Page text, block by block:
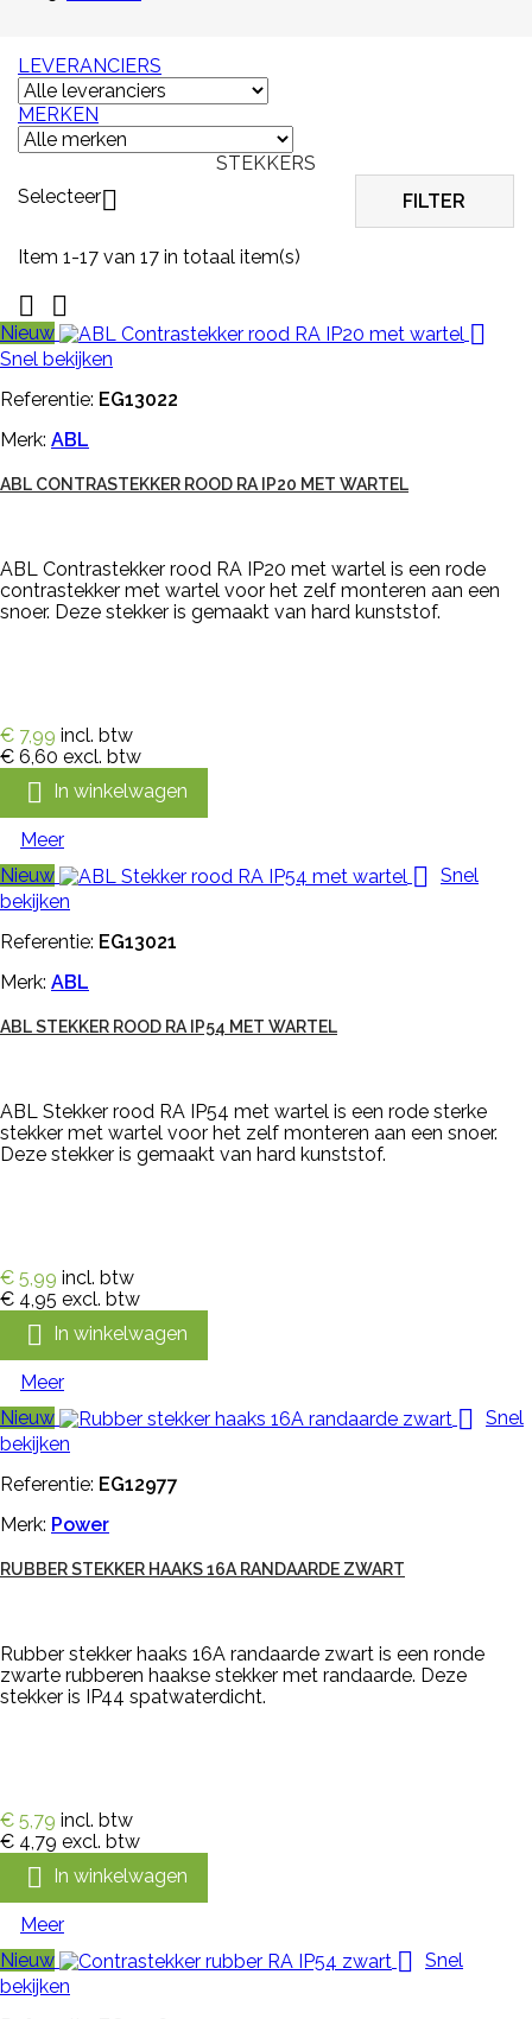
LEVERANCIERS
MERKEN
STEKKERS
Selecteer FILTER
Item 1-17 van 17 in totaal item(s)
 
Nieuw 
Snel bekijken
Referentie: EG13022
Merk: ABL
ABL CONTRASTEKKER ROOD RA IP20 MET WARTEL
ABL Contrastekker rood RA IP20 met wartel is een rode
contrastekker met wartel voor het zelf monteren aan een
snoer. Deze stekker is gemaakt van hard kunststof.
€ 7,99 incl. btw
€ 6,60 excl. btw
 In winkelwagen
Meer
Nieuw
 Snel
bekijken
Referentie: EG13021
Merk: ABL
ABL STEKKER ROOD RA IP54 MET WARTEL
ABL Stekker rood RA IP54 met wartel is een rode sterke
stekker met wartel voor het zelf monteren aan een snoer.
Deze stekker is gemaakt van hard kunststof.
€ 5,99 incl. btw
€ 4,95 excl. btw
 In winkelwagen
Meer
Nieuw
 Snel
bekijken
Referentie: EG12977
Merk: Power
RUBBER STEKKER HAAKS 16A RANDAARDE ZWART
Rubber stekker haaks 16A randaarde zwart is een ronde
zwarte rubberen haakse stekker met randaarde. Deze
stekker is IP44 spatwaterdicht.
€ 5,79 incl. btw
€ 4,79 excl. btw
 In winkelwagen
Meer
Nieuw
 Snel
bekijken